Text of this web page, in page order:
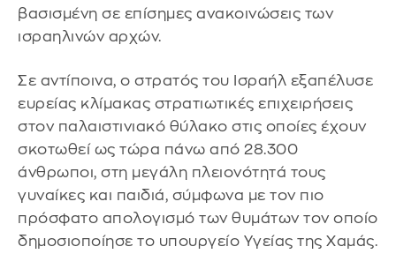
βασισμένη σε επίσημες ανακοινώσεις των
ισραηλινών αρχών.
Σε αντίποινα, ο στρατός του Ισραήλ εξαπέλυσε
ευρείας κλίμακας στρατιωτικές επιχειρήσεις
στον παλαιστινιακό θύλακο στις οποίες έχουν
σκοτωθεί ως τώρα πάνω από 28.300
άνθρωποι, στη μεγάλη πλειονότητά τους
γυναίκες και παιδιά, σύμφωνα με τον πιο
πρόσφατο απολογισμό των θυμάτων τον οποίο
δημοσιοποίησε το υπουργείο Υγείας της Χαμάς.